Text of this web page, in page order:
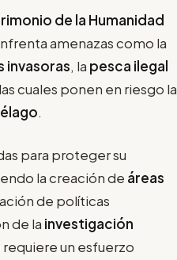
de la Humanidad
amenazas como la
invasoras, la pesca ilegal
cuales ponen en riesgo la
.
para proteger su
la creación de áreas
de políticas
de la investigación
un esfuerzo